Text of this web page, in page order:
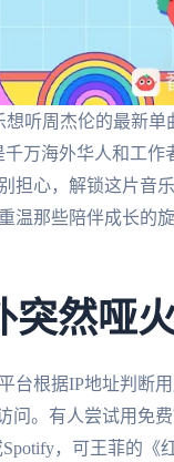
听周杰伦的最新
万海外华人和工作
担心，解锁这片音
那些陪伴成长的
突然哑
台根据IP地址判断
问。有人尝试用免
，可王菲的《